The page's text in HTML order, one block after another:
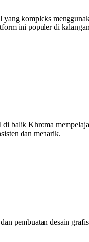
kompleks
ini populer di
balik Khroma
dan menarik.
pembuatan desain